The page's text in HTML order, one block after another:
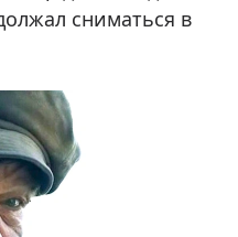
сниматься в